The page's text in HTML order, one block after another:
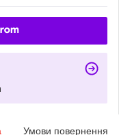
Умови повернення